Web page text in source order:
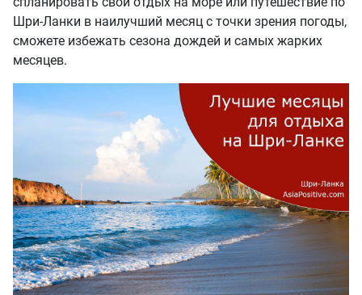
Шри-Ланки в наилучший месяц с точки зрения погоды,
сможете избежать сезона дождей и самых жарких
месяцев.